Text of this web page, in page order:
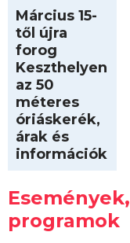
Március 15-
től újra
forog
Keszthelyen
az 50
méteres
óriáskerék,
árak és
információk
Események,
programok
Kilóméterek
2026